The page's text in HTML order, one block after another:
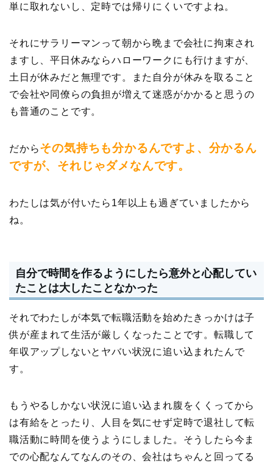
単に取れないし、定時では帰りにくいですよね。
それにサラリーマンって朝から晩まで会社に拘束され
ますし、平日休みならハローワークにも行けますが、
土日が休みだと無理です。また自分が休みを取ること
で会社や同僚らの負担が増えて迷惑がかかると思うの
も普通のことです。
だからその気持ちも分かるんですよ、分かるん
ですが、それじゃダメなんです。
わたしは気が付いたら1年以上も過ぎていましたから
ね。
自分で時間を作るようにしたら意外と心配してい
たことは大したことなかった
それでわたしが本気で転職活動を始めたきっかけは子
供が産まれて生活が厳しくなったことです。転職して
年収アップしないとヤバい状況に追い込まれたんで
す。
もうやるしかない状況に追い込まれ腹をくくってから
は有給をとったり、人目を気にせず定時で退社して転
職活動に時間を使うようにしました。そうしたら今ま
での心配なんてなんのその、会社はちゃんと回ってる